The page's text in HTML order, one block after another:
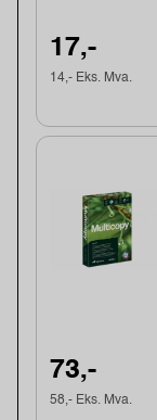
17,-
14,- Eks. Mva.
73,-
58,- Eks. Mva.